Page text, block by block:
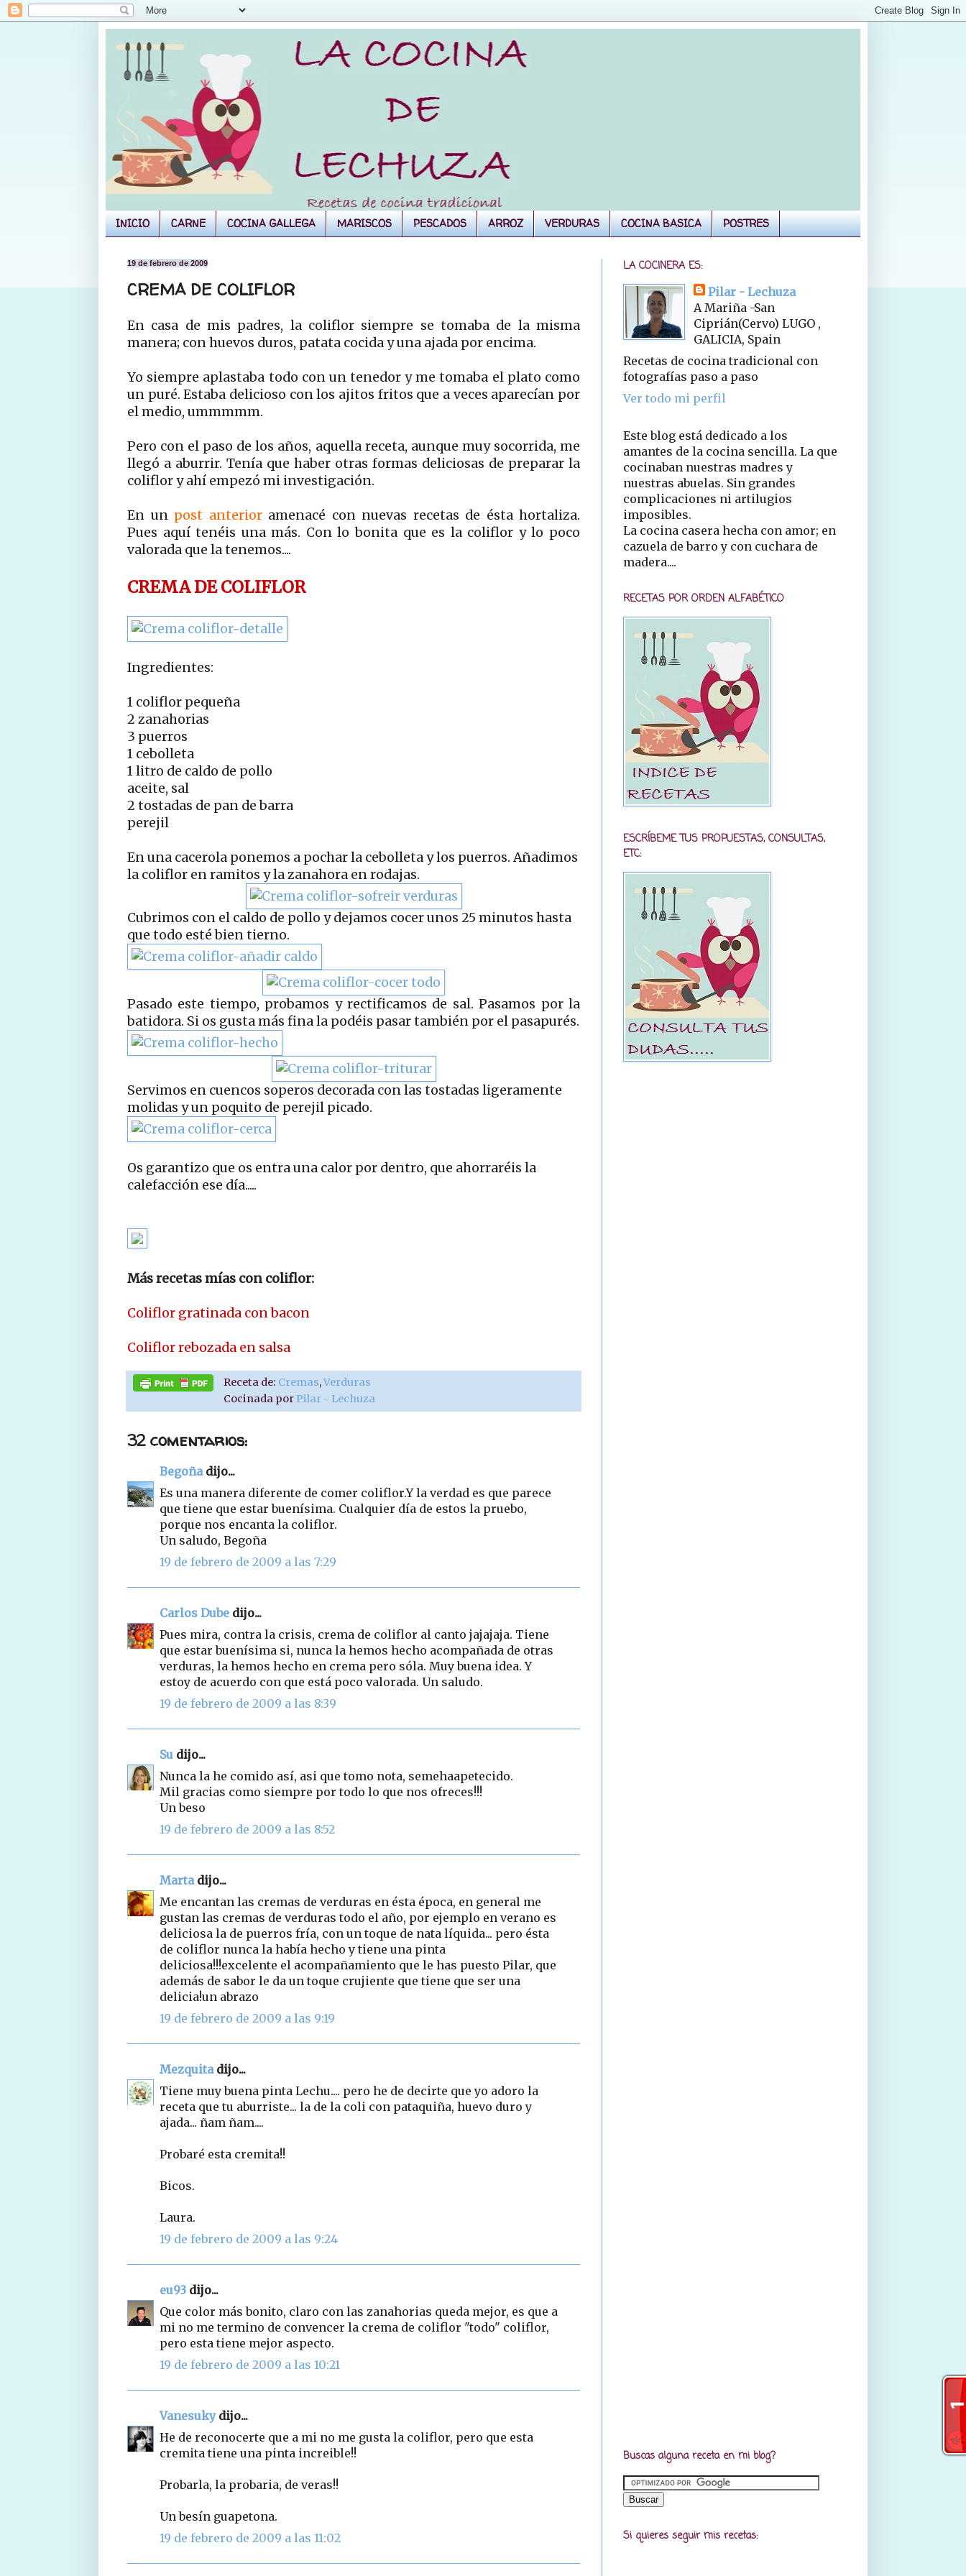
INICIO CARNE COCINA GALLEGA MARISCOS PESCADOS ARROZ VERDURAS COCINA BASICA POSTRES
19 de febrero de 2009
CREMA DE COLIFLOR
En casa de mis padres, la coliflor siempre se tomaba de la misma
manera; con huevos duros, patata cocida y una ajada por encima.
Yo siempre aplastaba todo con un tenedor y me tomaba el plato como
un puré. Estaba delicioso con los ajitos fritos que a veces aparecían por
el medio, ummmmm.
Pero con el paso de los años, aquella receta, aunque muy socorrida, me
llegó a aburrir. Tenía que haber otras formas deliciosas de preparar la
coliflor y ahí empezó mi investigación.
En un post anterioramenacé con nuevas recetas de ésta hortaliza.
Pues aquí tenéis una más. Con lo bonita que es la coliflor y lo poco
valorada que la tenemos....
CREMA DE COLIFLOR
Ingredientes:
1 coliflor pequeña
2 zanahorias
3 puerros
1 cebolleta
1 litro de caldo de pollo
aceite, sal
2 tostadas de pan de barra
perejil
En una cacerola ponemos a pochar la cebolleta y los puerros. Añadimos
la coliflor en ramitos y la zanahora en rodajas.
Cubrimos con el caldo de pollo y dejamos cocer unos 25 minutos hasta
que todo esté bien tierno.
Pasado este tiempo, probamos y rectificamos de sal. Pasamos por la
batidora. Si os gusta más fina la podéis pasar también por el pasapurés.
Servimos en cuencos soperos decorada con las tostadas ligeramente
molidas y un poquito de perejil picado.
Os garantizo que os entra una calor por dentro, que ahorraréis la
calefacción ese día.....
Más recetas mías con coliflor:
Coliflor gratinada con bacon
Coliflor rebozada en salsa
Receta de: Cremas,Verduras
Cocinada por Pilar - Lechuza
32 comentarios:
Begoñadijo...
Es una manera diferente de comer coliflor.Y la verdad es que parece
que tiene que estar buenísima. Cualquier día de estos la pruebo,
porque nos encanta la coliflor.
Un saludo, Begoña
19 de febrero de 2009 a las 7:29
Carlos Dube dijo...
Pues mira, contra la crisis, crema de coliflor al canto jajajaja. Tiene
que estar buenísima si, nunca la hemos hecho acompañada de otras
verduras, la hemos hecho en crema pero sóla. Muy buena idea. Y
estoy de acuerdo con que está poco valorada. Un saludo.
19 de febrero de 2009 a las 8:39
Su dijo...
Nunca la he comido así, asi que tomo nota, semehaapetecido.
Mil gracias como siempre por todo lo que nos ofreces!!!
Un beso
19 de febrero de 2009 a las 8:52
Martadijo...
Me encantan las cremas de verduras en ésta época, en general me
gustan las cremas de verduras todo el año, por ejemplo en verano es
deliciosa la de puerros fría, con un toque de nata líquida... pero ésta
de coliflor nunca la había hecho y tiene una pinta
deliciosa!!!excelente el acompañamiento que le has puesto Pilar, que
además de sabor le da un toque crujiente que tiene que ser una
delicia!un abrazo
19 de febrero de 2009 a las 9:19
Mezquitadijo...
Tiene muy buena pinta Lechu.... pero he de decirte que yo adoro la
receta que tu aburriste... la de la coli con pataquiña, huevo duro y
ajada... ñam ñam....
Probaré esta cremita!!
Bicos.
Laura.
19 de febrero de 2009 a las 9:24
eu93 dijo...
Que color más bonito, claro con las zanahorias queda mejor, es que a
mi no me termino de convencer la crema de coliflor "todo" coliflor,
pero esta tiene mejor aspecto.
19 de febrero de 2009 a las 10:21
Vanesukydijo...
He de reconocerte que a mi no me gusta la coliflor, pero que esta
cremita tiene una pinta increible!!
Probarla, la probaria, de veras!!
Un besín guapetona.
19 de febrero de 2009 a las 11:02
LA COCINERA ES:
Pilar - Lechuza
A Mariña -San
Ciprián(Cervo) LUGO ,
GALICIA, Spain
Recetas de cocina tradicional con
fotografías paso a paso
Ver todo mi perfil
Este blog está dedicado a los
amantes de la cocina sencilla. La que
cocinaban nuestras madres y
nuestras abuelas. Sin grandes
complicaciones ni artilugios
imposibles.
La cocina casera hecha con amor; en
cazuela de barro y con cuchara de
madera....
RECETAS POR ORDEN ALFABÉTICO
ESCRÍBEME TUS PROPUESTAS, CONSULTAS,
ETC:
Buscas alguna receta en mi blog?
Si quieres seguir mis recetas: